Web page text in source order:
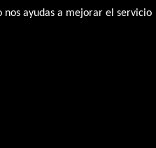
nos ayudas a mejorar el servicio